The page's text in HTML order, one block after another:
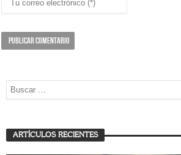
ARTÍCULOS RECIENTES